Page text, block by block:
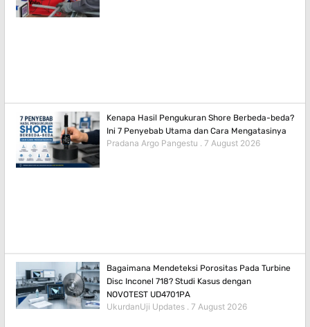
Kenapa Hasil Pengukuran Shore Berbeda-beda?
Ini 7 Penyebab Utama dan Cara Mengatasinya
Pradana Argo Pangestu 7 August 2026
Bagaimana Mendeteksi Porositas Pada Turbine
Disc Inconel 718? Studi Kasus dengan
NOVOTEST UD4701PA
UkurdanUji Updates 7 August 2026